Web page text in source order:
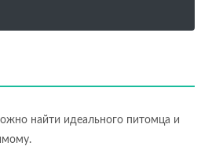
найти идеального питомца и